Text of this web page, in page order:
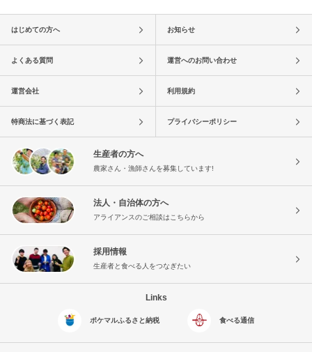
はじめての方へ お知らせ
よくある質問 運営へのお問い合わせ
運営会社 利用規約
特商法に基づく表記 プライバシーポリシー
生産者の方へ
農家さん・漁師さんを募集しています!
法人・自治体の方へ
アライアンスのご相談はこちらから
採用情報
生産者と食べる人をつなぎたい
Links
ポケマルふるさと納税 食べる通信